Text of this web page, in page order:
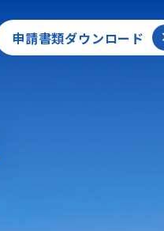
申請書類ダウンロード